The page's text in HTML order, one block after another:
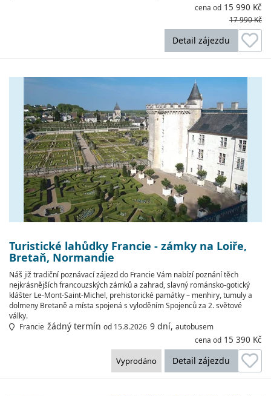
cena od 15 990 Kč
17 990 Kč
Detail zájezdu
Turistické lahůdky Francie - zámky na Loiře,
Bretaň, Normandie
Náš již tradiční poznávací zájezd do Francie Vám nabízí poznání těch
nejkrásnějších francouzských zámků a zahrad, slavný románsko-gotický
klášter Le-Mont-Saint-Michel, prehistorické památky – menhiry, tumuly a
dolmeny Bretaně a místa spojená s vyloděním Spojenců za 2. světové
války.
Francie žádný termín od 15.8.2026 9 dní, autobusem
cena od 15 390 Kč
Detail zájezdu
Vyprodáno